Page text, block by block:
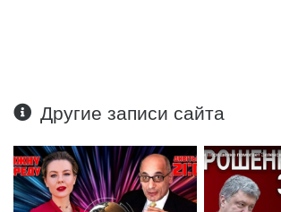
Другие записи сайта